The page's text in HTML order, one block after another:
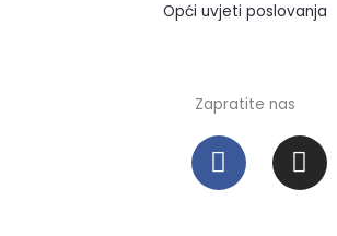
Opći uvjeti poslovanja
Zapratite nas
F
a
c
I
n
s